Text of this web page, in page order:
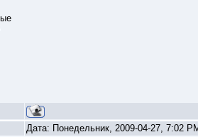
Дата: Понедельник, 2009-04-27, 7:02